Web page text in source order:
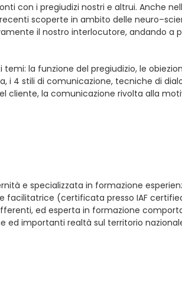
con i pregiudizi nostri e altrui. Anche
scoperte in ambito delle
il nostro interlocutore, andando a
la funzione del pregiudizio, le
i 4 stili di comunicazione, tecniche di
cliente, la comunicazione rivolta alla
e specializzata in formazione
facilitatrice (certificata presso IAF
ed esperta in formazione
ed importanti realtà sul territorio